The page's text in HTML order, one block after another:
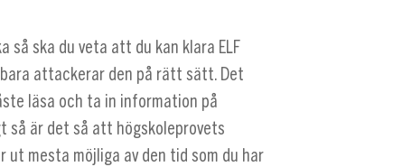
så ska du veta att du kan klara ELF
attackerar den på rätt sätt. Det
läsa och ta in information på
så är det så att högskoleprovets
mesta möjliga av den tid som du har